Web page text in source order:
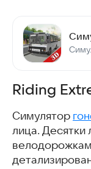
Riding
Симулятор
лица. Десятки